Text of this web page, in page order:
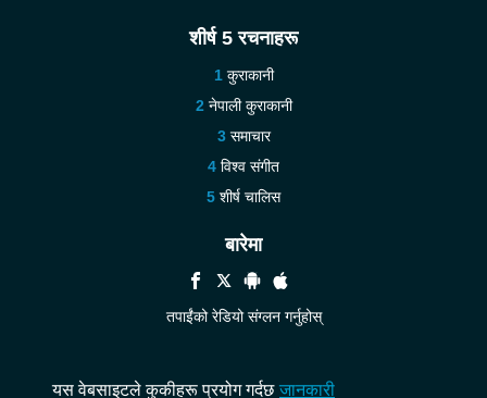
शीर्ष 5 रचनाहरू
कुराकानी
नेपाली कुराकानी
समाचार
विश्व संगीत
शीर्ष चालिस
बारेमा
तपाईंंको रेडियो संग्लन गर्नुहोस्
हामीलाई सम्पर्क गर्नुहोस्
यस वेबसाइटले कुकीहरू प्रयोग गर्दछ जानकारी